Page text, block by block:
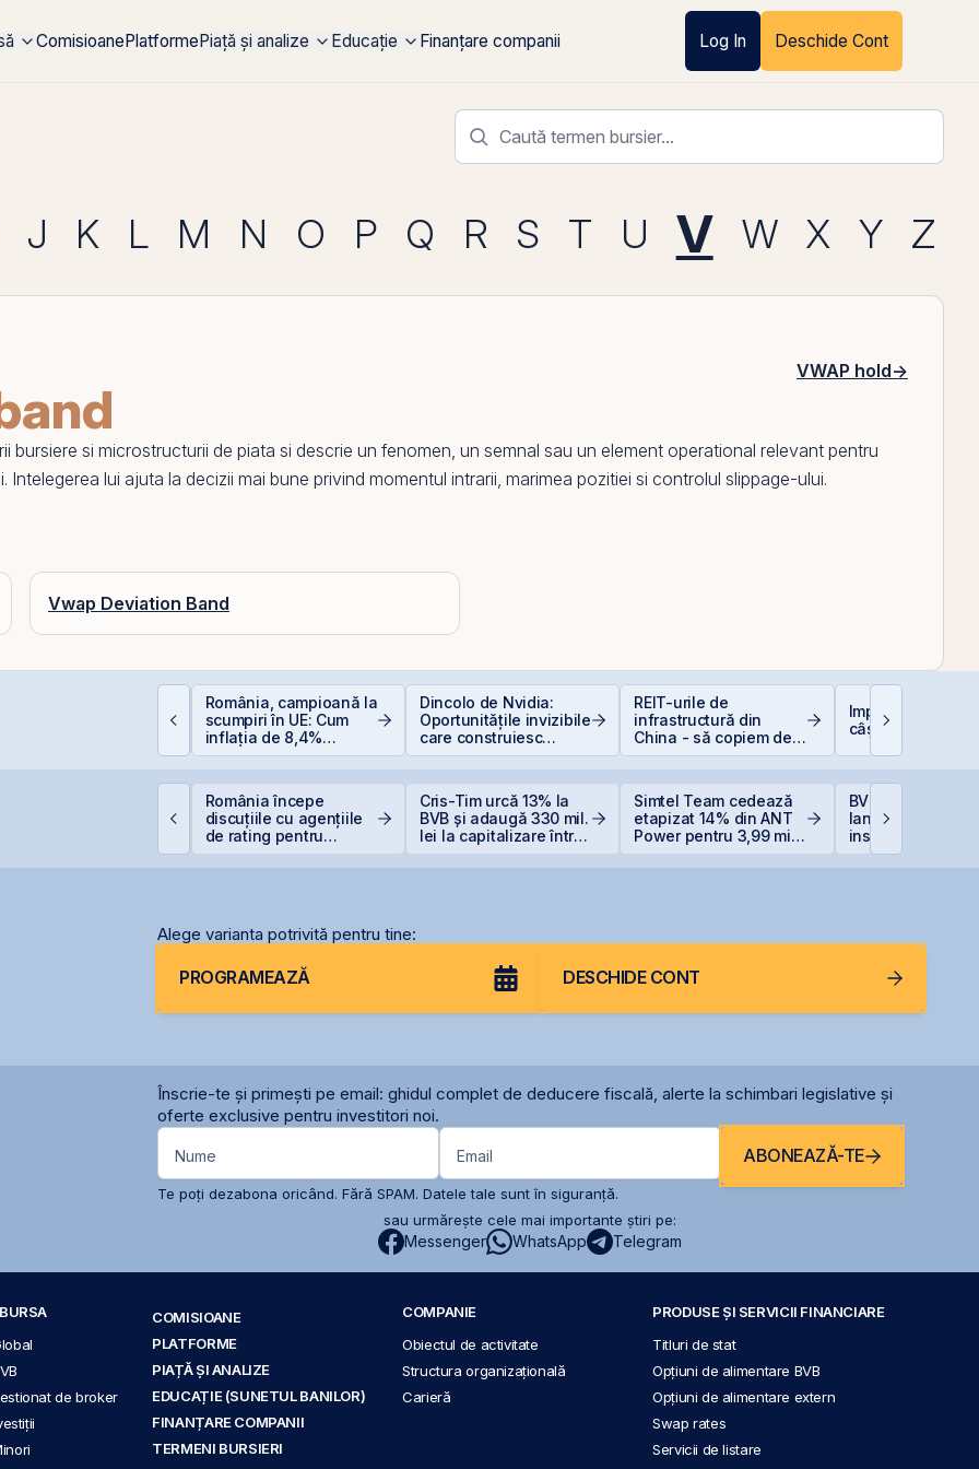
ComisioanePlatformePiață și analize Educație Finanțare companii Log In Deschide Cont
J K L M N O P Q R S T U V W X Y Z
VWAP hold→
bursiere si microstructurii de piata si descrie un fenomen, un semnal sau un element operational relevant pentru
lui ajuta la decizii mai bune privind momentul intrarii, marimea pozitiei si controlul slippage-ului.
Vwap Deviation Band
sunt și banii se găsesc
România, campioană la
scumpiri în UE: Cum
inflația de 8,4%
erodează bugetul și
Dincolo de Nvidia:
Oportunitățile invizibile
care construiesc
viitorul AI
REIT-urile de
infrastructură din
China - să copiem de
la cel ce copiază?!
Impozitarea
câștigurilor la
România începe
discuțiile cu agențiile
de rating pentru
Cris-Tim urcă 13% la
BVB și adaugă 330 mil.
lei la capitalizare într-o
Simtel Team cedează
etapizat 14% din ANT
Power pentru 3,99 mil.
BVB estimează
lansarea
instrumentelor
prin Contrapartea
Alege varianta potrivită pentru tine:
PROGRAMEAZĂ DESCHIDE CONT
Înscrie-te și primești pe email: ghidul complet de deducere fiscală, alerte la schimbari legislative și
oferte exclusive pentru investitori noi.
Nume Email ABONEAZĂ-TE
Te poți dezabona oricând. Fără SPAM. Datele tale sunt în siguranță.
sau urmărește cele mai importante știri pe:
Messenger WhatsApp Telegram
de broker
COMISIOANE
PLATFORME
PIAȚĂ ȘI ANALIZE
EDUCAȚIE (SUNETUL BANILOR)
FINANȚARE COMPANII
TERMENI BURSIERI
COMPANIE
Obiectul de activitate
Structura organizațională
Carieră
PRODUSE ȘI SERVICII FINANCIARE
Titluri de stat
Opțiuni de alimentare BVB
Opțiuni de alimentare extern
Swap rates
Servicii de listare